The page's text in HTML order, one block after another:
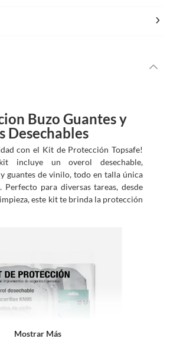
Buzo Guantes y
Desechables
con el Kit de Protección Topsafe!
incluye un overol desechable,
guantes de vinilo, todo en talla única
para diversas tareas, desde
este kit te brinda la protección
Mostrar Más